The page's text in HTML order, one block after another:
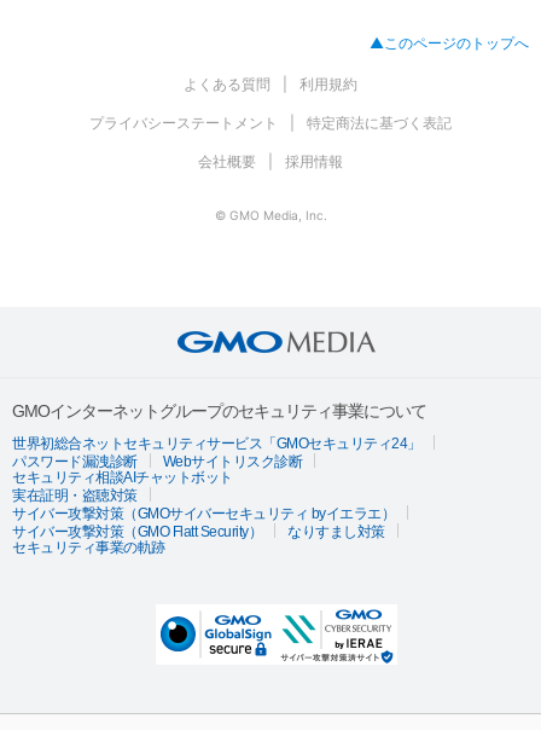
▲このページのトップへ
よくある質問 利用規約
プライバシーステートメント 特定商法に基づく表記
会社概要 採用情報
© GMO Media, Inc.
GMOインターネットグループのセキュリティ事業について
世界初総合ネットセキュリティサービス「GMOセキュリティ24」
パスワード漏洩診断
Webサイトリスク診断
セキュリティ相談AIチャットボット
実在証明・盗聴対策
サイバー攻撃対策（GMOサイバーセキュリティ byイエラエ）
サイバー攻撃対策（GMO Flatt Security）
なりすまし対策
セキュリティ事業の軌跡